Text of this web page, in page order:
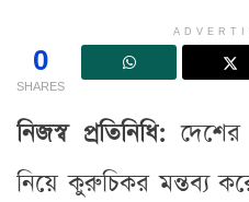
0
SHARES
নিজস্ব প্রতিনিধি: দেশের
নিয়ে কুরুচিকর মন্তব্য